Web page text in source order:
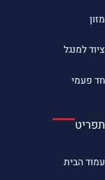
מזון
ציוד למנגל
חד פעמי
תפריט
עמוד הבית